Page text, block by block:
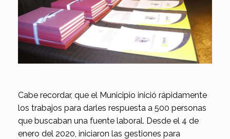
Cabe recordar, que el Municipio inició rápidamente
los trabajos para darles respuesta a 500 personas
que buscaban una fuente laboral. Desde el 4 de
enero del 2020, iniciaron las gestiones para